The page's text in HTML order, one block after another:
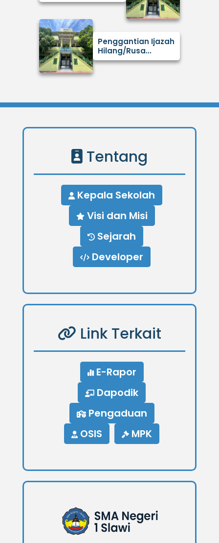
Penggantian Ijazah
Hilang/Rusa...
Tentang
Kepala Sekolah
Visi dan Misi
Sejarah
Developer
Link Terkait
E-Rapor
Dapodik
Pengaduan
OSIS
MPK